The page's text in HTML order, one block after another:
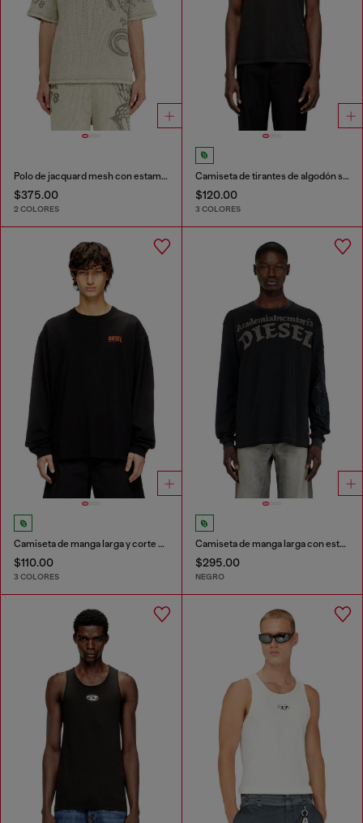
Polo de jacquard mesh con estampado Phoenix
$375.00
2 COLORES
Camiseta de tirantes de algodón sin mangas con Oval D metálico
$120.00
3 COLORES
Camiseta de manga larga y corte relajado con logotipo Biscotto
$110.00
3 COLORES
Camiseta de manga larga con estampados y parches
$295.00
NEGRO